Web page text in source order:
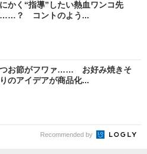
かく“指導”したい熱血ワンコ先
……？ コントのよう...
つお節がフワァ…… お好み焼きそ
のアイデアが商品化...
Recommended by